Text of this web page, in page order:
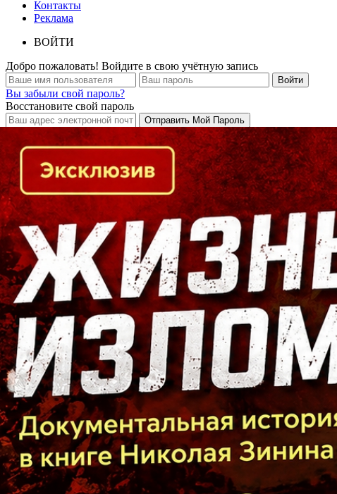
Контакты
Реклама
ВОЙТИ
Добро пожаловать! Войдите в свою учётную запись
Вы забыли свой пароль?
Восстановите свой пароль
Кто есть кто в Байкальском регионе